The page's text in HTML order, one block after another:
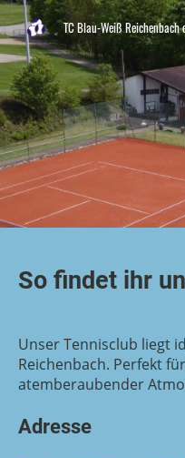
TC Blau-Weiß Reichenbach
So findet ihr
Unser Tennisclub liegt
Reichenbach. Perfekt
atemberaubender
Adresse